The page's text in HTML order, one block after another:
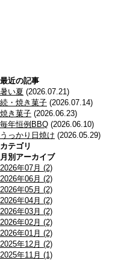
最近の記事
暑い夏 (2026.07.21)
続・焼き菓子 (2026.07.14)
焼き菓子 (2026.06.23)
毎年恒例BBQ (2026.06.10)
うっかり日焼け (2026.05.29)
カテゴリ
月別アーカイブ
2026年07月 (2)
2026年06月 (2)
2026年05月 (2)
2026年04月 (2)
2026年03月 (2)
2026年02月 (2)
2026年01月 (2)
2025年12月 (2)
2025年11月 (1)